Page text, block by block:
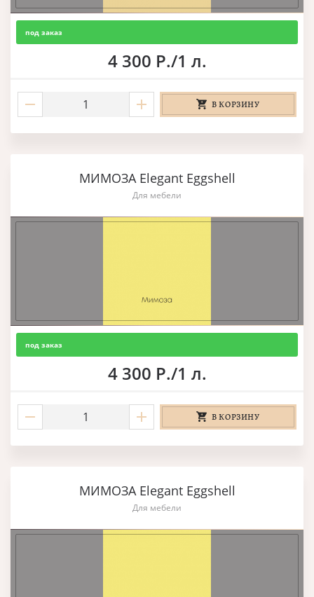
под заказ
4 300 Р./1 л.
В КОРЗИНУ
МИМОЗА Elegant Eggshell
Для мебели
под заказ
4 300 Р./1 л.
В КОРЗИНУ
МИМОЗА Elegant Eggshell
Для мебели